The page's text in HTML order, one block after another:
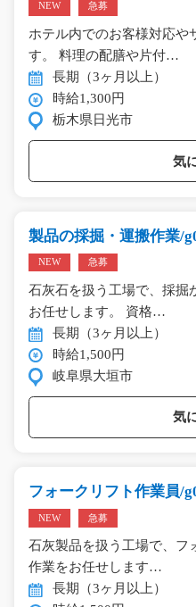
NEW 急募
ホテル内でのお客様対応や
す。 料理の配膳や片付…
長期（3ヶ月以上）
時給1,300円
栃木県日光市
気
製品の採掘・運搬作業/
NEW 急募
石灰石を扱う工場で、採掘
お任せします。 資格…
長期（3ヶ月以上）
時給1,500円
岐阜県大垣市
気
フォークリフト作業員/
NEW 急募
石灰製品を扱う工場で、フ
作業をお任せします…
長期（3ヶ月以上）